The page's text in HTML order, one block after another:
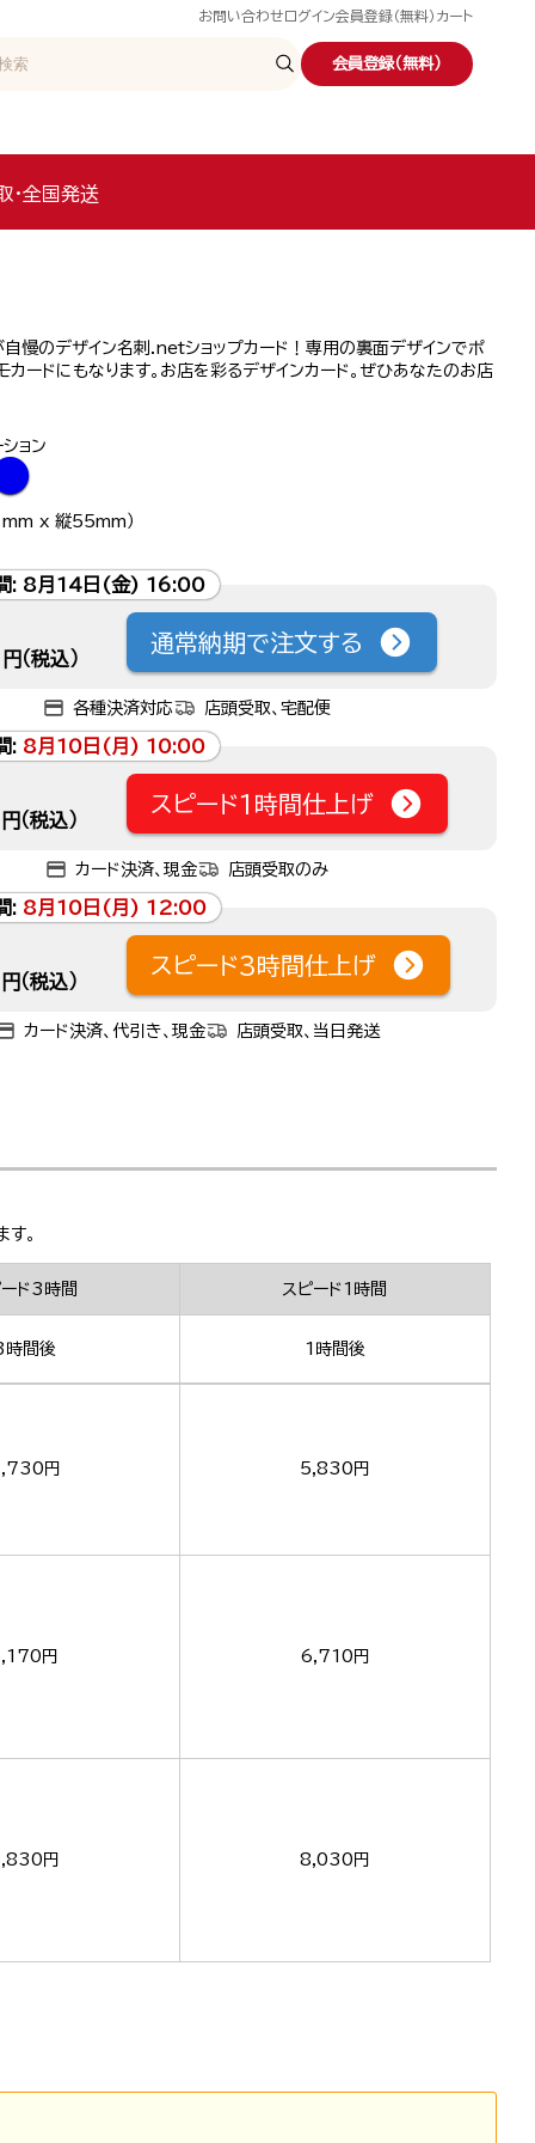
お問い合わせ ログイン会員登録（無料） カート
会員登録（無料）
・全国発送
慢のデザイン名刺.netショップカード！専用の裏面デザインでポ
カードにもなります。お店を彩るデザインカード。ぜひあなたのお店
ョン
x 縦55mm）
: 8月14日(金) 16:00
円（税込）
通常納期で注文する
各種決済対応 店頭受取、宅配便
: 8月10日(月) 10:00
円（税込）
スピード1時間仕上げ
カード決済、現金 店頭受取のみ
: 8月10日(月) 12:00
円（税込）
スピード3時間仕上げ
カード決済、代引き、現金 店頭受取、当日発送
。
ド3時間 スピード1時間
間後 1時間後
円 5,830円
円 6,710円
円 8,030円